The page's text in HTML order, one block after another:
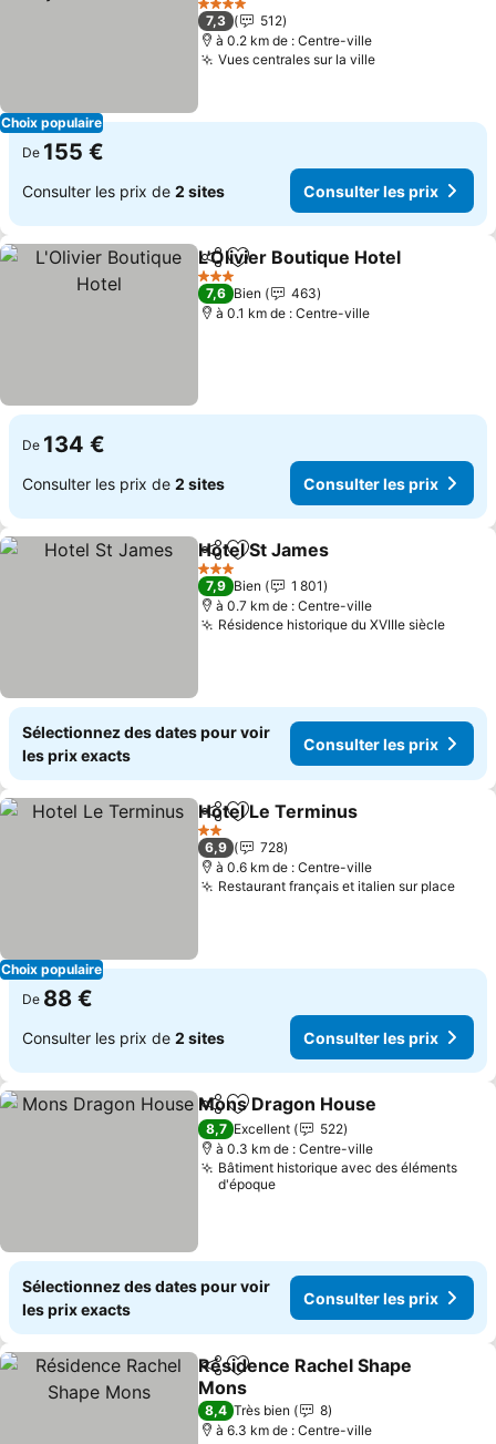
Choix populaire
Consulter les prix
4 Étoiles
7,3
512
à 0.2 km de : Centre-ville
Vues centrales sur la villeConsulter les
De 155 €
Consulter les prix de 2 sites Consulter les prix
PartagerAjouter à mes favoris
L'Olivier Boutique Hotel
3 Étoiles
7,6 Bien
463
à 0.1 km de : Centre-ville
De 134 €
Consulter les prix de 2 sites Consulter les prix
PartagerAjouter à mes favoris
Hotel St James
3 Étoiles
7,9 Bien
1 801
à 0.7 km de : Centre-ville
Résidence historique du XVIIIe siècle
Sélectionnez des dates pour voir
les prix exacts
Consulter les prix
Choix populaire
PartagerAjouter à mes favoris
Hotel Le Terminus
2 Étoiles
6,9
728
à 0.6 km de : Centre-ville
Restaurant français et italien sur place
De 88 €
Consulter les prix de 2 sites Consulter les prix
PartagerAjouter à mes favoris
Mons Dragon House
8,7 Excellent
522
à 0.3 km de : Centre-ville
Bâtiment historique avec des éléments
d'époque
Sélectionnez des dates pour voir
les prix exacts
Consulter les prix
PartagerAjouter à mes favoris
Résidence Rachel Shape
Mons
Consulter les prix
8,4 Très bien
8
à 6.3 km de : Centre-ville